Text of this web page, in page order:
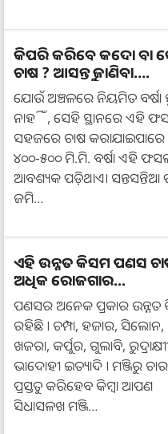
କିପରି କରିବେ କଦୋ ବା
ଚାଷ ? ଆସନ୍ତୁ ଜାଣିବା….
ଯୋଉଁ ଅଞ୍ଚଳରେ ନିୟମିତ ବର୍ଷା
ନାହିଁ, ସେହି ସ୍ଥାନରେ ଏହି
ସହଜରେ ଚାଷ କରାଯାଇପାରେ
୪୦୦-୫୦୦ ମି.ମି. ବର୍ଷା ଏହି
ଆବଶ୍ୟକ ପଡ଼ିଥାଏ। ସନ୍ତସନ୍ତିଆ
ଜମି…
ଏହି ଉନ୍ନତ କିସମ ପଣସ
ଅଧିକ ରୋଜଗାର...
ପଣସର ଅନେକ ପ୍ରକାର
ରହିଛି । ଚମ୍ପା, ହଜାର, ସିଲୋନ,
ଖଜରା, କର୍ପୁର, ଗୁଲାବି,
ଭାଦୋହୀ ଇତ୍ୟାଦି । ମଞ୍ଜିରୁ
ପ୍ରସ୍ତୁତ କରିହେବ କିମ୍ବା ଆପଣ
ସିଧାସଳଖ ମଞ୍ଜି…